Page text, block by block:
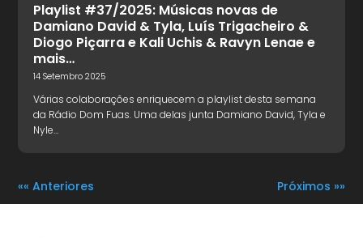
Playlist #37/2025: Músicas novas de
Damiano David & Tyla, Luís Trigacheiro &
Diogo Piçarra e Kali Uchis & Ravyn Lenae e
mais…
14 Setembro 2025
Várias colaborações enriquecem a playlist desta semana
da Rádio Dom Fuas. Uma delas junta Damiano David, Tyla e
Nyle…
«« Anteriores Próximos »»